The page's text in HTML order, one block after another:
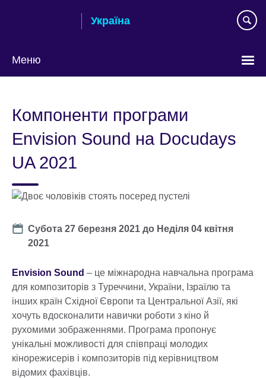
Україна
Меню
language
Компоненти програми
Envision Sound на Docudays
UA 2021
Date
Субота 27 березня 2021 до Неділя 04 квітня
2021
Envision Sound – це міжнародна навчальна програма
для композиторів з Туреччини, України, Ізраїлю та
інших країн Східної Європи та Центральної Азії, які
хочуть вдосконалити навички роботи з кіно й
рухомими зображеннями. Програма пропонує
унікальні можливості для співпраці молодих
кінорежисерів і композиторів під керівництвом
відомих фахівців.